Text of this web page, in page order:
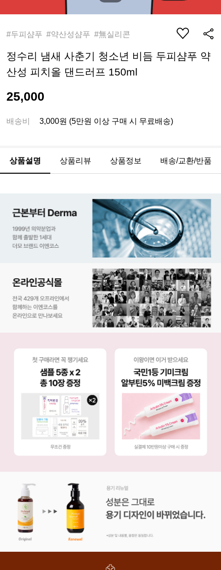
#두피샴푸 #약산성샴푸 #無실리콘
정수리 냄새 사춘기 청소년 비듬 두피샴푸 약
산성 피치올 댄드러프 150ml
25,000
배송비 3,000원 (5만원 이상 구매 시 무료배송)
상품설명 상품리뷰 상품정보 배송/교환/반품